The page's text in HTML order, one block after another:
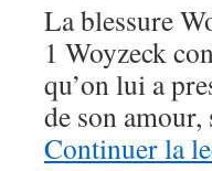
La blessure
1 Woyzeck
qu’on lui a
de son
Continuer la